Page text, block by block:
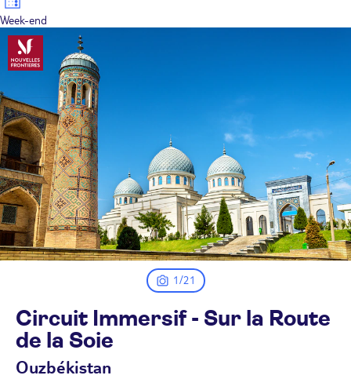
Week-end
1/21
Circuit Immersif - Sur la Route
de la Soie
Ouzbékistan